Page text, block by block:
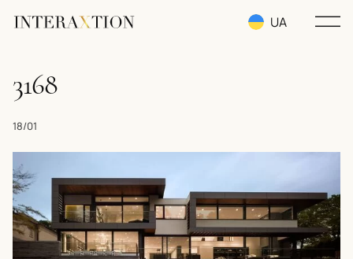
UA
3168
18/01